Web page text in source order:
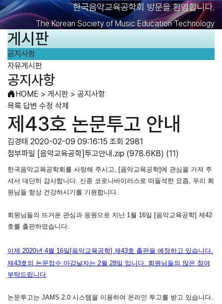
한국음악교육공학회 방문을 환영합니다.
The Korean Society of Music Education Technology
게시판
공지사항
자유게시판
공지사항
HOME > 게시판 > 공지사항
목록 답변 수정 삭제
제43호 논문투고 안내
김경태 2020-02-09 09:16:15 조회 2981
첨부파일 [음악교육공학]투고안내.zip (978.6KB) (11)
한국음악교육공학회를 사랑해 주시고, [음악교육공학]에 관심을 가져 주
셔서 대단히 감사합니다. 신종 코로나바이러스로 떠들석한 요즘, 우리 회
원님들 항상 건강하시기를 기원합니다.
회원님들의 뜨거운 관심과 응원으로 지난 1월 16일 [음악교육공학] 제42
호를 출판하였습니다.
이제 2020년 4월 16일[음악교육공학] 제43호 출판을 예정하고 있습니다.
제43호의 논문접수 마감날자는 2월 28일 입니다. 회원님들의 많은 참여
부탁드립니다.
논문투고는 JAMS 2.0 시스템을 이용하여 온라인 투고를 받고 있습니다.